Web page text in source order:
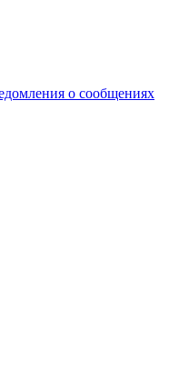
о сообщениях